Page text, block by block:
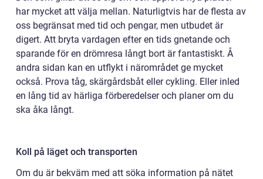
har mycket att välja mellan. Naturligtvis har de flesta av
oss begränsat med tid och pengar, men utbudet är
digert. Att bryta vardagen efter en tids gnetande och
sparande för en drömresa långt bort är fantastiskt. Å
andra sidan kan en utflykt i närområdet ge mycket
också. Prova tåg, skärgårdsbåt eller cykling. Eller inled
en lång tid av härliga förberedelser och planer om du
ska åka långt.
Koll på läget och transporten
Om du är bekväm med att söka information på nätet